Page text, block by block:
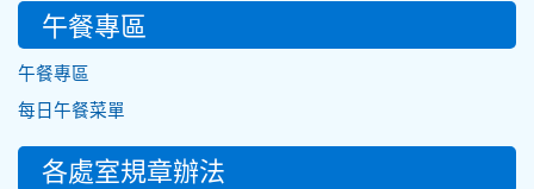
午餐專區
午餐專區
每日午餐菜單
各處室規章辦法